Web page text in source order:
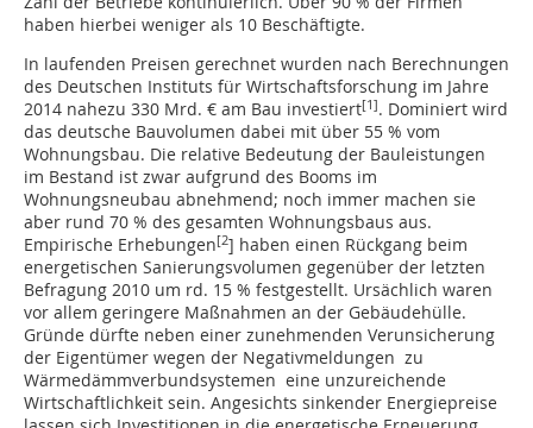
haben hierbei weniger als 10 Beschäftigte.
In laufenden Preisen gerechnet wurden nach Berechnungen
des Deutschen Instituts für Wirtschaftsforschung im Jahre
2014 nahezu 330 Mrd. € am Bau investiert[1]. Dominiert wird
das deutsche Bauvolumen dabei mit über 55 % vom
Wohnungsbau. Die relative Bedeutung der Bauleistungen
im Bestand ist zwar aufgrund des Booms im
Wohnungsneubau abnehmend; noch immer machen sie
aber rund 70 % des gesamten Wohnungsbaus aus.
Empirische Erhebungen[2] haben einen Rückgang beim
energetischen Sanierungsvolumen gegenüber der letzten
Befragung 2010 um rd. 15 % festgestellt. Ursächlich waren
vor allem geringere Maßnahmen an der Gebäudehülle.
Gründe dürfte neben einer zunehmenden Verunsicherung
der Eigentümer wegen der Negativmeldungen zu
Wärmedämmverbundsystemen eine unzureichende
Wirtschaftlichkeit sein. Angesichts sinkender Energiepreise